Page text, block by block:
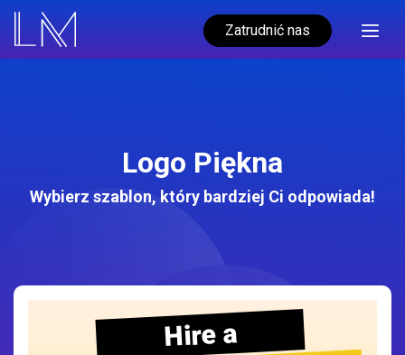
Zatrudnić nas
Logo Piękna
Wybierz szablon, który bardziej Ci odpowiada!
Hire a